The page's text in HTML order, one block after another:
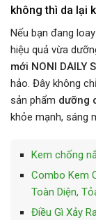
không thì da lại
Nếu bạn đang
hiệu quả vừa
mới NONI DAILY
hảo. Đây không
sản phẩm dưỡng
khỏe mạnh, sáng
Kem chống
Combo Kem
Toàn Diện,
Điều Gì Xảy